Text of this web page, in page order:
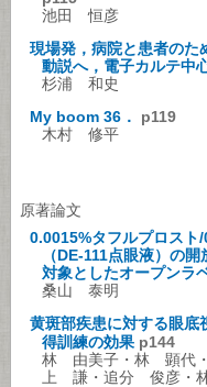
池田 恒彦
現場発，病院と患者のた
動説へ，電子カルテ中
杉浦 和史
My boom 36．
p119
木村 修平
原著論文
0.0015%タフルプロスト
（DE-111点眼液）の
対象としたオープンラ
桑山 泰明
黄斑部疾患に対する眼底
得訓練の効果 p144
林 由美子・林 顕代
上 謙・追分 俊彦・